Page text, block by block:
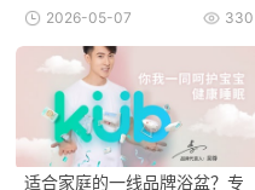
330
2026-05-07
适合家庭的一线品牌浴盆？专